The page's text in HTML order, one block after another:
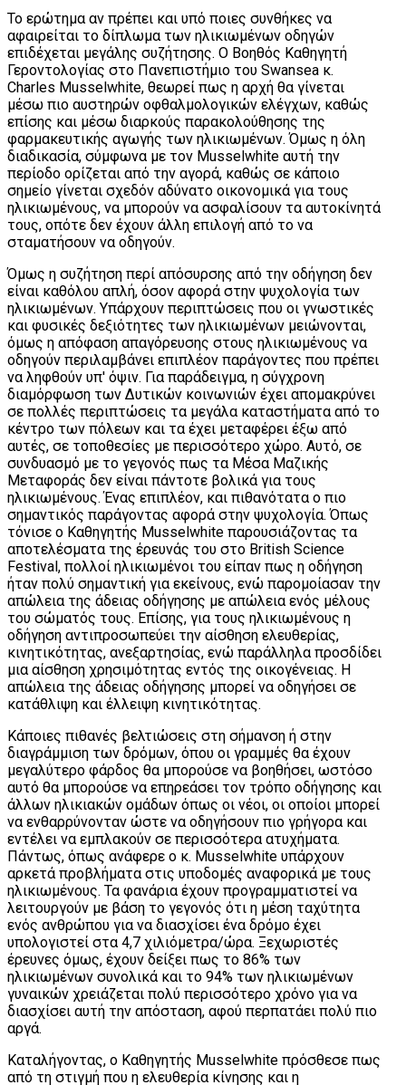
Το ερώτημα αν πρέπει και υπό ποιες συνθήκες να
αφαιρείται το δίπλωμα των ηλικιωμένων οδηγών
επιδέχεται μεγάλης συζήτησης. Ο Βοηθός Καθηγητή
Γεροντολογίας στο Πανεπιστήμιο του Swansea κ.
Charles Musselwhite, θεωρεί πως η αρχή θα γίνεται
μέσω πιο αυστηρών οφθαλμολογικών ελέγχων, καθώς
επίσης και μέσω διαρκούς παρακολούθησης της
φαρμακευτικής αγωγής των ηλικιωμένων. Όμως η όλη
διαδικασία, σύμφωνα με τον Musselwhite αυτή την
περίοδο ορίζεται από την αγορά, καθώς σε κάποιο
σημείο γίνεται σχεδόν αδύνατο οικονομικά για τους
ηλικιωμένους, να μπορούν να ασφαλίσουν τα αυτοκίνητά
τους, οπότε δεν έχουν άλλη επιλογή από το να
σταματήσουν να οδηγούν.
Όμως η συζήτηση περί απόσυρσης από την οδήγηση δεν
είναι καθόλου απλή, όσον αφορά στην ψυχολογία των
ηλικιωμένων. Υπάρχουν περιπτώσεις που οι γνωστικές
και φυσικές δεξιότητες των ηλικιωμένων μειώνονται,
όμως η απόφαση απαγόρευσης στους ηλικιωμένους να
οδηγούν περιλαμβάνει επιπλέον παράγοντες που πρέπει
να ληφθούν υπ' όψιν. Για παράδειγμα, η σύγχρονη
διαμόρφωση των Δυτικών κοινωνιών έχει απομακρύνει
σε πολλές περιπτώσεις τα μεγάλα καταστήματα από το
κέντρο των πόλεων και τα έχει μεταφέρει έξω από
αυτές, σε τοποθεσίες με περισσότερο χώρο. Αυτό, σε
συνδυασμό με το γεγονός πως τα Μέσα Μαζικής
Μεταφοράς δεν είναι πάντοτε βολικά για τους
ηλικιωμένους. Ένας επιπλέον, και πιθανότατα ο πιο
σημαντικός παράγοντας αφορά στην ψυχολογία. Όπως
τόνισε ο Καθηγητής Musselwhite παρουσιάζοντας τα
αποτελέσματα της έρευνάς του στο British Science
Festival, πολλοί ηλικιωμένοι του είπαν πως η οδήγηση
ήταν πολύ σημαντική για εκείνους, ενώ παρομοίασαν την
απώλεια της άδειας οδήγησης με απώλεια ενός μέλους
του σώματός τους. Επίσης, για τους ηλικιωμένους η
οδήγηση αντιπροσωπεύει την αίσθηση ελευθερίας,
κινητικότητας, ανεξαρτησίας, ενώ παράλληλα προσδίδει
μια αίσθηση χρησιμότητας εντός της οικογένειας. Η
απώλεια της άδειας οδήγησης μπορεί να οδηγήσει σε
κατάθλιψη και έλλειψη κινητικότητας.
Κάποιες πιθανές βελτιώσεις στη σήμανση ή στην
διαγράμμιση των δρόμων, όπου οι γραμμές θα έχουν
μεγαλύτερο φάρδος θα μπορούσε να βοηθήσει, ωστόσο
αυτό θα μπορούσε να επηρεάσει τον τρόπο οδήγησης και
άλλων ηλικιακών ομάδων όπως οι νέοι, οι οποίοι μπορεί
να ενθαρρύνονταν ώστε να οδηγήσουν πιο γρήγορα και
εντέλει να εμπλακούν σε περισσότερα ατυχήματα.
Πάντως, όπως ανάφερε ο κ. Musselwhite υπάρχουν
αρκετά προβλήματα στις υποδομές αναφορικά με τους
ηλικιωμένους. Τα φανάρια έχουν προγραμματιστεί να
λειτουργούν με βάση το γεγονός ότι η μέση ταχύτητα
ενός ανθρώπου για να διασχίσει ένα δρόμο έχει
υπολογιστεί στα 4,7 χιλιόμετρα/ώρα. Ξεχωριστές
έρευνες όμως, έχουν δείξει πως το 86% των
ηλικιωμένων συνολικά και το 94% των ηλικιωμένων
γυναικών χρειάζεται πολύ περισσότερο χρόνο για να
διασχίσει αυτή την απόσταση, αφού περπατάει πολύ πιο
αργά.
Καταλήγοντας, ο Καθηγητής Musselwhite πρόσθεσε πως
από τη στιγμή που η ελευθερία κίνησης και η